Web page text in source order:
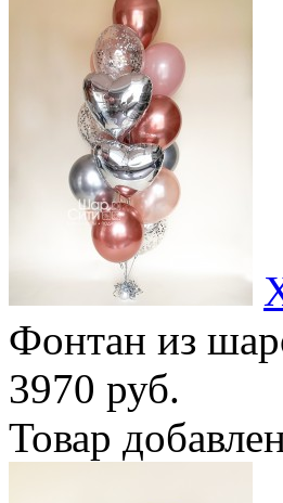
Фонтан из
3970 руб.
Товар